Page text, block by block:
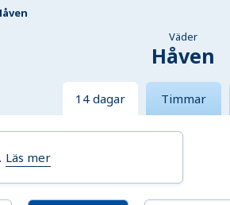
Väder
Håven
14 dagar Timmar
. Läs mer